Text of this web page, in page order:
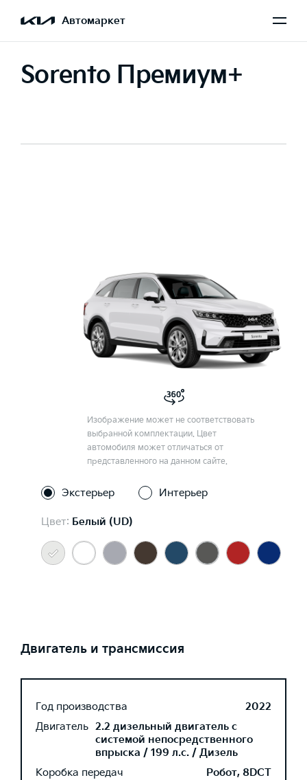
Автомаркет
Sorento Премиум+
Изображение может не соответствовать
выбранной комплектации. Цвет
автомобиля может отличаться от
представленного на данном сайте.
Экстерьер Интерьер
Цвет: Белый (UD)
Двигатель и трансмиссия
Год производства
2022
Двигатель 2.2 дизельный двигатель с
системой непосредственного
впрыска / 199 л.с. / Дизель
Коробка передач
Робот, 8DCT